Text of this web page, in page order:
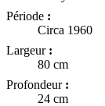
Période :
Circa 1960
Largeur :
80 cm
Profondeur :
24 cm